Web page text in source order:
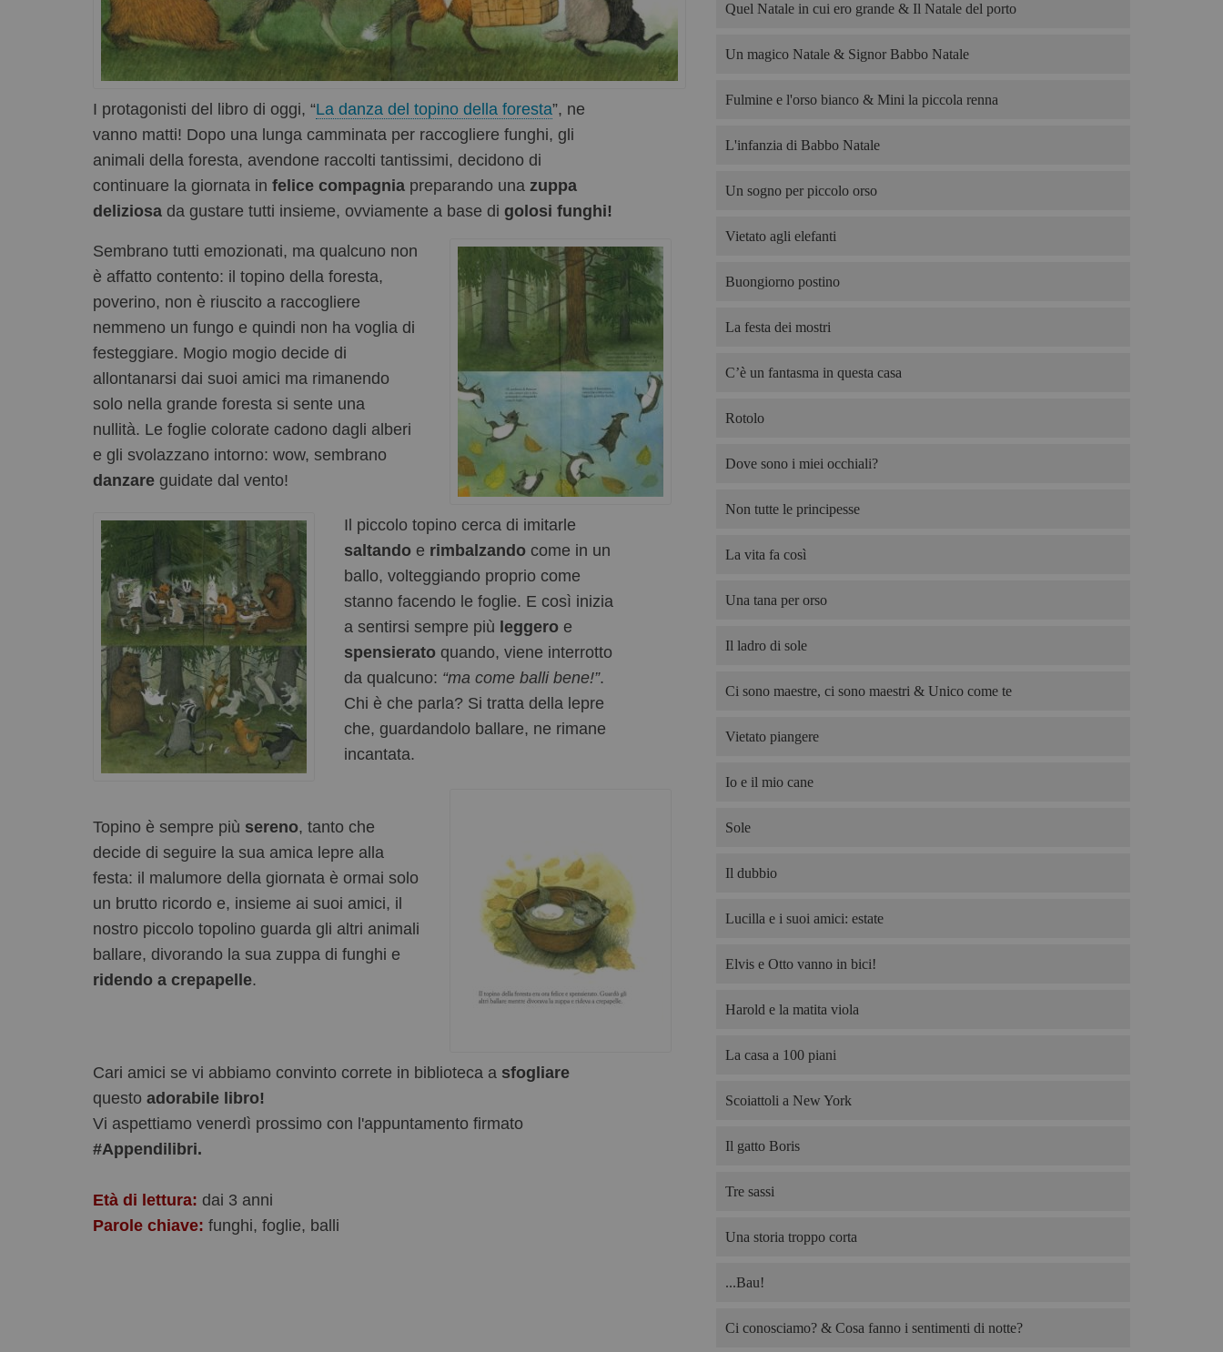
I protagonisti del libro di oggi, “La danza del topino della foresta”, ne
vanno matti! Dopo una lunga camminata per raccogliere funghi, gli
animali della foresta, avendone raccolti tantissimi, decidono di
continuare la giornata in felice compagnia preparando una zuppa
deliziosa da gustare tutti insieme, ovviamente a base di golosi funghi!
Sembrano tutti emozionati, ma qualcuno non
è affatto contento: il topino della foresta,
poverino, non è riuscito a raccogliere
nemmeno un fungo e quindi non ha voglia di
festeggiare. Mogio mogio decide di
allontanarsi dai suoi amici ma rimanendo
solo nella grande foresta si sente una
nullità. Le foglie colorate cadono dagli alberi
e gli svolazzano intorno: wow, sembrano
danzare guidate dal vento!
Il piccolo topino cerca di imitarle
saltando e rimbalzando come in un
ballo, volteggiando proprio come
stanno facendo le foglie. E così inizia
a sentirsi sempre più leggero e
spensierato quando, viene interrotto
da qualcuno: “ma come balli bene!”.
Chi è che parla? Si tratta della lepre
che, guardandolo ballare, ne rimane
incantata.
Topino è sempre più sereno, tanto che
decide di seguire la sua amica lepre alla
festa: il malumore della giornata è ormai solo
un brutto ricordo e, insieme ai suoi amici, il
nostro piccolo topolino guarda gli altri animali
ballare, divorando la sua zuppa di funghi e
ridendo a crepapelle.
Cari amici se vi abbiamo convinto correte in biblioteca a sfogliare
questo adorabile libro!
Vi aspettiamo venerdì prossimo con l'appuntamento firmato
#Appendilibri.
Età di lettura: dai 3 anni
Parole chiave: funghi, foglie, balli
Quel Natale in cui ero grande & Il Natale del porto
Un magico Natale & Signor Babbo Natale
Fulmine e l'orso bianco & Mini la piccola renna
L'infanzia di Babbo Natale
Un sogno per piccolo orso
Vietato agli elefanti
Buongiorno postino
La festa dei mostri
C’è un fantasma in questa casa
Rotolo
Dove sono i miei occhiali?
Non tutte le principesse
La vita fa così
Una tana per orso
Il ladro di sole
Ci sono maestre, ci sono maestri & Unico come te
Vietato piangere
Io e il mio cane
Sole
Il dubbio
Lucilla e i suoi amici: estate
Elvis e Otto vanno in bici!
Harold e la matita viola
La casa a 100 piani
Scoiattoli a New York
Il gatto Boris
Tre sassi
Una storia troppo corta
...Bau!
Ci conosciamo? & Cosa fanno i sentimenti di notte?